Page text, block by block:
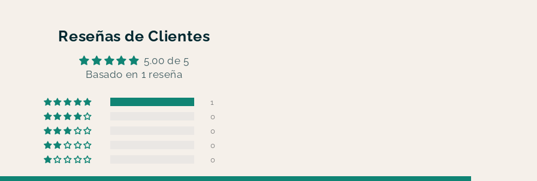
Reseñas de Clientes
5.00 de 5
Basado en 1 reseña
1
0
0
0
0